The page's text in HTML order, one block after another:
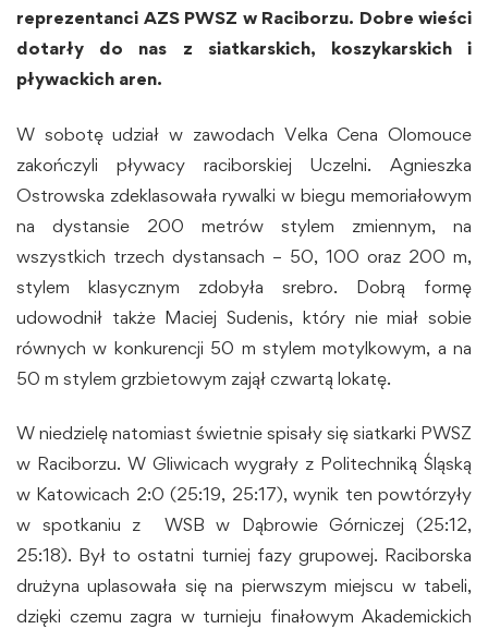
reprezentanci AZS PWSZ w Raciborzu. Dobre wieści
dotarły do nas z siatkarskich, koszykarskich i
pływackich aren.
W sobotę udział w zawodach Velka Cena Olomouce
zakończyli pływacy raciborskiej Uczelni. Agnieszka
Ostrowska zdeklasowała rywalki w biegu memoriałowym
na dystansie 200 metrów stylem zmiennym, na
wszystkich trzech dystansach – 50, 100 oraz 200 m,
stylem klasycznym zdobyła srebro. Dobrą formę
udowodnił także Maciej Sudenis, który nie miał sobie
równych w konkurencji 50 m stylem motylkowym, a na
50 m stylem grzbietowym zajął czwartą lokatę.
W niedzielę natomiast świetnie spisały się siatkarki PWSZ
w Raciborzu. W Gliwicach wygrały z Politechniką Śląską
w Katowicach 2:0 (25:19, 25:17), wynik ten powtórzyły
w spotkaniu z WSB w Dąbrowie Górniczej (25:12,
25:18). Był to ostatni turniej fazy grupowej. Raciborska
drużyna uplasowała się na pierwszym miejscu w tabeli,
dzięki czemu zagra w turnieju finałowym Akademickich